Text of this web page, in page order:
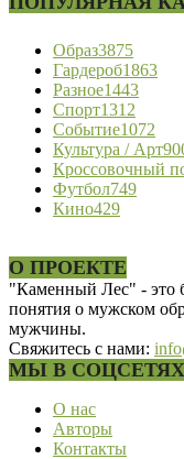
Образ3875
Гардероб1863
Разное1443
Спорт1312
Событие1072
Культура / Арт
Кроссовочный
Футбол749
Кино429
О ПРОЕКТЕ
"Каменный Лес" - это
понятия о мужском
мужчины.
Свяжитесь с нами:
МЫ В СОЦСЕТЯХ
О нас
Авторы
Контакты